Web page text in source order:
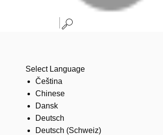
Select Language
Čeština
Chinese
Dansk
Deutsch
Deutsch (Schweiz)